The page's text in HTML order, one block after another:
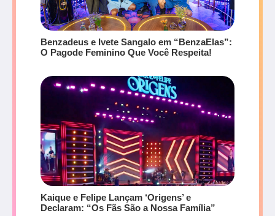
Benzadeus e Ivete Sangalo em “BenzaElas”:
O Pagode Feminino Que Você Respeita!
Kaique e Felipe Lançam ‘Origens’ e
Declaram: “Os Fãs São a Nossa Família”